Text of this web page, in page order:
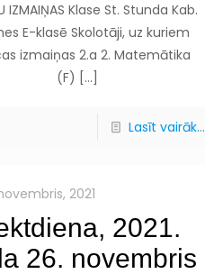
IZMAIŅAS Klase St. Stunda Kab.
E-klasē Skolotāji, uz kuriem
izmaiņas 2.a 2. Matemātika
(F) […]
Lasīt vairāk...
2021
2021.
26. novembris